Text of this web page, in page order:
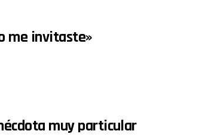
me invitaste»
muy particular